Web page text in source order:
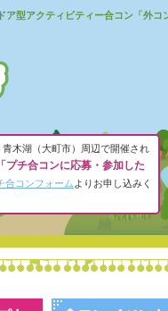
ア型アクティビティー合コン「外コ
木湖（大町市）周辺で開催され
「プチ合コンに応募・参加した
合コンフォーム よりお申し込みく